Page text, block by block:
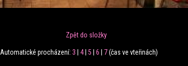
Zpět do složky
Automatické procházení: 3 4| 5 6 7(čas ve vteřinách)